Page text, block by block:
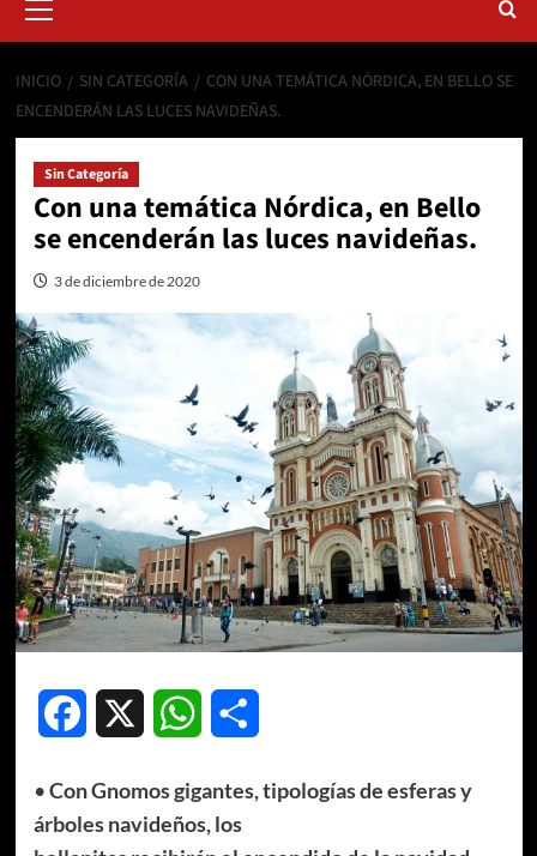
primario
INICIO SIN CATEGORÍA
CON UNA TEMÁTICA NÓRDICA, EN BELLO SE
ENCENDERÁN LAS LUCES NAVIDEÑAS.
Sin Categoría
Con una temática Nórdica, en Bello
se encenderán las luces navideñas.
3 de diciembre de 2020
Facebook WhatsApp
•Con Gnomos gigantes, tipologías de esferas y
árboles navideños, los